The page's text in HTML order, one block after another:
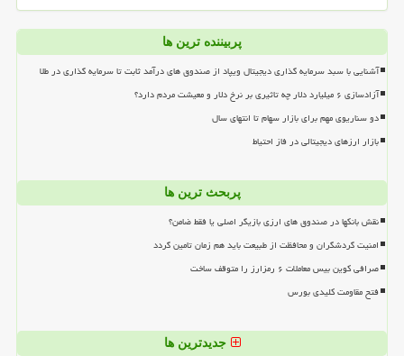
پربیننده ترین ها
آشنایی با سبد سرمایه گذاری دیجیتال ویپاد از صندوق های درآمد ثابت تا سرمایه گذاری در طلا
آزادسازی ۶ میلیارد دلار چه تاثیری بر نرخ دلار و معیشت مردم دارد؟
دو سناریوی مهم برای بازار سهام تا انتهای سال
بازار ارزهای دیجیتالی در فاز احتیاط
پربحث ترین ها
نقش بانکها در صندوق های ارزی بازیگر اصلی یا فقط ضامن؟
امنیت گردشگران و محافظت از طبیعت باید هم زمان تامین گردد
صرافی کوین بیس معاملات ۶ رمزارز را متوقف ساخت
فتح مقاومت کلیدی بورس
جدیدترین ها